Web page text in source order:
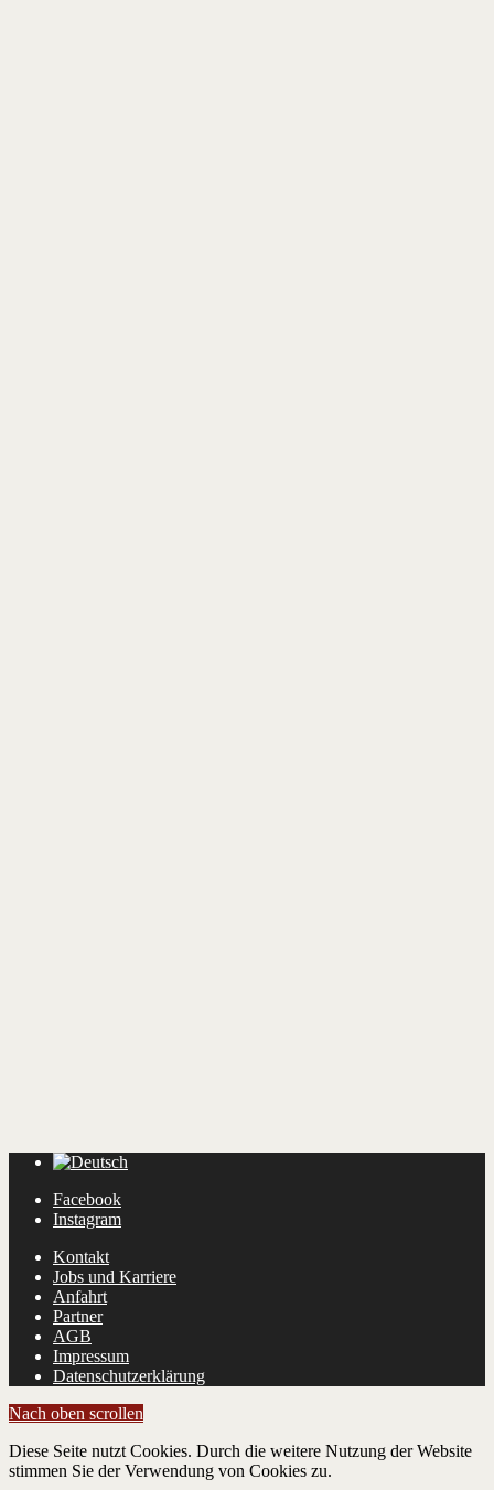
Facebook
Instagram
Kontakt
Jobs und Karriere
Anfahrt
Partner
AGB
Impressum
Datenschutzerklärung
Nach oben scrollen
Diese Seite nutzt Cookies. Durch die weitere Nutzung der Website
stimmen Sie der Verwendung von Cookies zu.